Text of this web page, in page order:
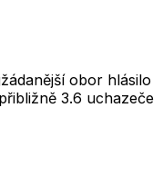
obor hlásilo
3.6 uchazeče